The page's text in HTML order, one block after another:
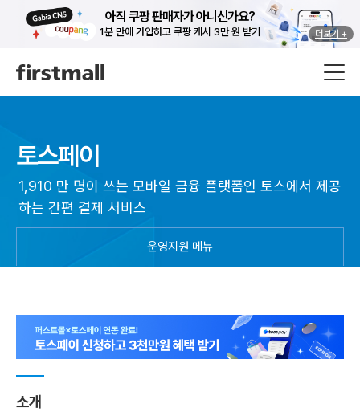
아직 쿠팡 판매자가 아니신가요?
1분 만에 가입하고 쿠팡 캐시 3만 원 받기 더보기 +
토스페이
1,910 만 명이 쓰는 모바일 금융 플랫폼인 토스에서 제공
하는 간편 결제 서비스
운영지원 메뉴
소개